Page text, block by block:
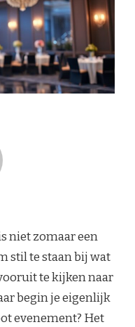
niet zomaar een
stil te staan bij wat
te kijken naar
begin je eigenlijk
evenement? Het